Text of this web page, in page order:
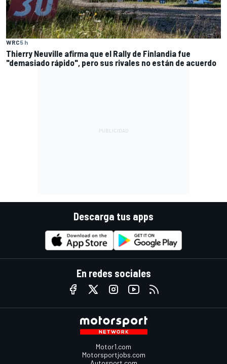
WRC5 h
Thierry Neuville afirma que el Rally de Finlandia fue
"demasiado rápido", pero sus rivales no están de acuerdo
Descarga tus apps
En redes sociales
Motor1.com
Motorsportjobs.com